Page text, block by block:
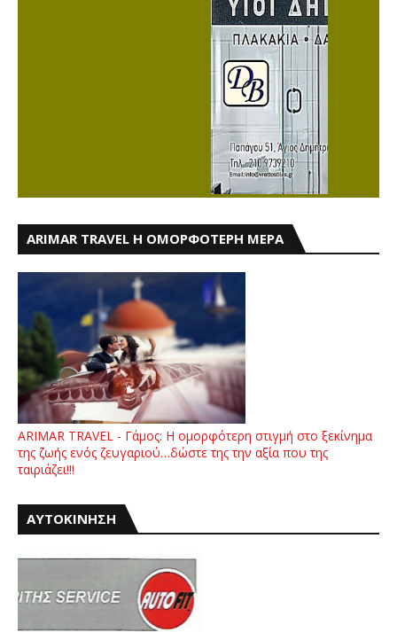
ARIMAR TRAVEL Η ΟΜΟΡΦΟΤΕΡΗ ΜΕΡΑ
ARIMAR TRAVEL - Γάμος: Η ομορφότερη στιγμή στο ξεκίνημα
της ζωής ενός ζευγαριού…δώστε της την αξία που της
ταιριάζει!!!
ΑΥΤΟΚΙΝΗΣΗ